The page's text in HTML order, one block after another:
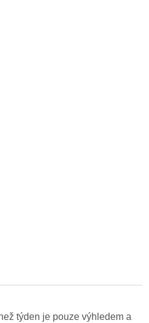
týden je pouze výhledem a